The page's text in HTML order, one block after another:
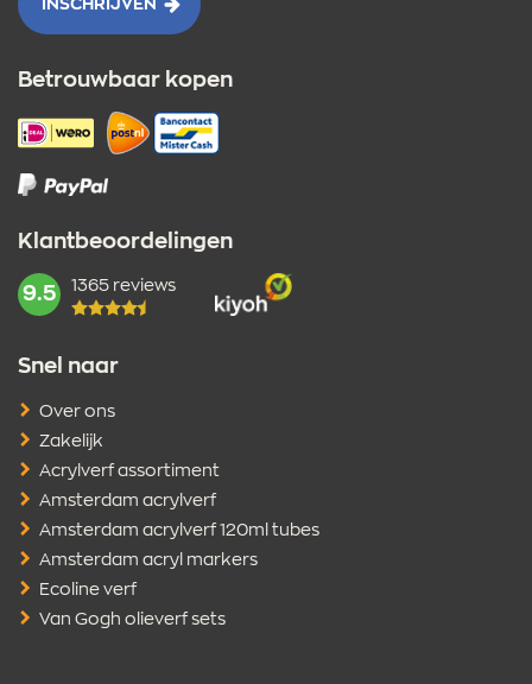
INSCHRIJVEN
Betrouwbaar kopen
Klantbeoordelingen
mark:
9.5 1365 reviews
Snel naar
Over ons
Zakelijk
Acrylverf assortiment
Amsterdam acrylverf
Amsterdam acrylverf 120ml tubes
Amsterdam acryl markers
Ecoline verf
Van Gogh olieverf sets